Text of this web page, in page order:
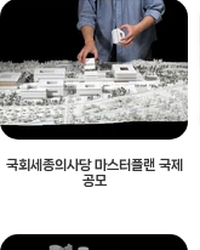
국회세종의사당 마스터플랜 국제
공모